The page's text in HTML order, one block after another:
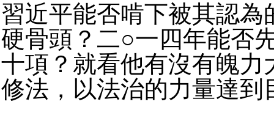
習近平能否啃下被其認為
硬骨頭？二○一四年能否
十項？就看他有沒有魄力
修法，以法治的力量達到